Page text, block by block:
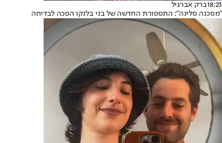
18:23ברק אברגיל
"מסכנה סלינה": התספורת החדשה של בני בלנקו הפכה לבדיחה